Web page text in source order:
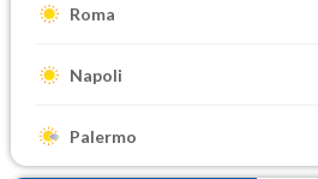
Roma
Napoli
Palermo